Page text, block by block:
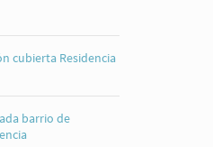
cubierta Residencia
barrio de